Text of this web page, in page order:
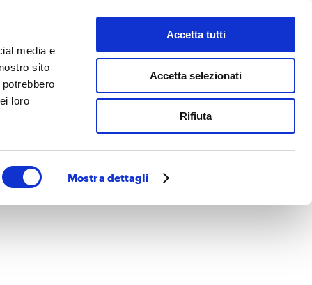
media e
sito
loro
Mostra dettagli
Accetta tutti
Accetta selezionati
Rifiuta